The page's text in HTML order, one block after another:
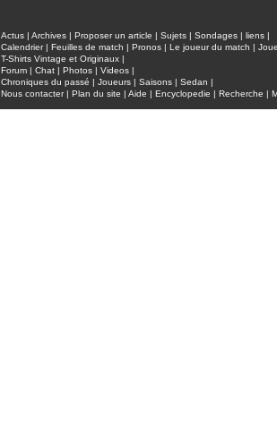
Actus | Archives | Proposer un article | Sujets | Sondages | liens |
Calendrier| Feuilles de match | Pronos | Le joueur du match |
T-Shirts Vintage et Originaux |
Forum | Chat | Photos | Videos |
Chroniques du passé | Joueurs | Saisons | Sedan |
Nous contacter| Plan du site | Aide | Encyclopedie | Recherche |